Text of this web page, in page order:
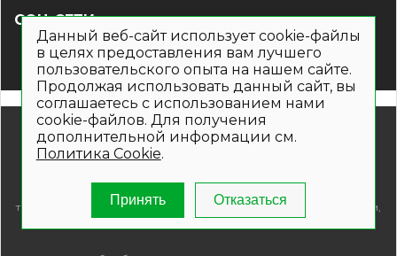
СОЦ СЕТИ
© 2019- 2026. Общество с ограниченной ответственностью
«Кронекс»
Информация на сайте носит рекламно-информационный
товаров и (или) услуг , пожалуйста, обращайтесь по телефонам,
указанным на сайте.
Данный веб-сайт использует cookie-файлы
в целях предоставления вам лучшего
пользовательского опыта на нашем сайте.
Продолжая использовать данный сайт, вы
соглашаетесь с использованием нами
cookie-файлов. Для получения
дополнительной информации см.
Политика Cookie.
Принять Отказаться